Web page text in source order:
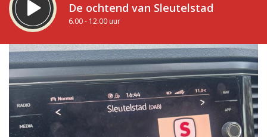
De ochtend van Sleutelstad
6.00 - 12.00 uur
STRAKS:
De middag van Sleutelstad
12.00 - 19.00 uur
Vorig uur
uur 1 van 0 Volgend uur